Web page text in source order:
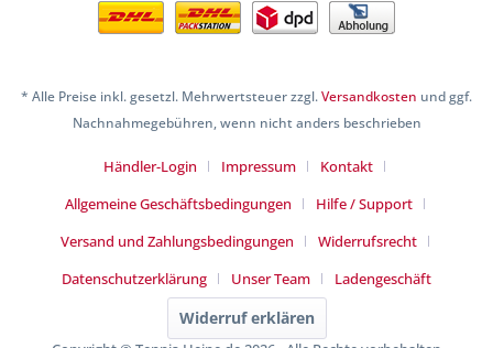
* Alle Preise inkl. gesetzl. Mehrwertsteuer zzgl.Versandkosten und ggf.
Nachnahmegebühren, wenn nicht anders beschrieben
Händler-Login Impressum
Kontakt
Allgemeine Geschäftsbedingungen
Hilfe / Support
Versand und Zahlungsbedingungen
Widerrufsrecht
Datenschutzerklärung
Unser Team Ladengeschäft
Widerruf erklären